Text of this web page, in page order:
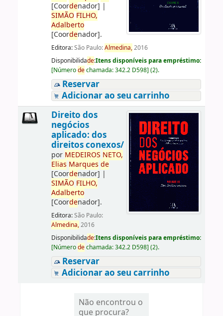
[Coordenador] |
SIMÃO FILHO,
Adalberto
[Coordenador].
Editora:São Paulo:Almedina,2016
Disponibilidade:Itens disponíveis para empréstimo:
[Númerodechamada:342.2 D598] (2).
Reservar
Adicionar ao seu carrinho
Direito dos
negócios
aplicado: dos
direitos conexos/
por MEDEIROS NETO,
Elias Marques de
[Coordenador] |
SIMÃO FILHO,
Adalberto
[Coordenador].
Editora:São Paulo:
Almedina,2016
Disponibilidade:Itens disponíveis para empréstimo:
[Númerodechamada:342.2 D598] (2).
Reservar
Adicionar ao seu carrinho
Não encontrou o
que procura?